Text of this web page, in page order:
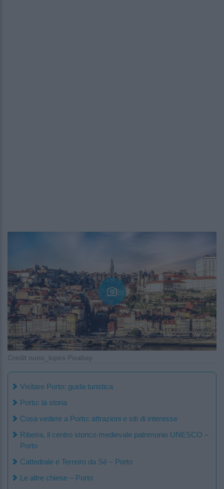
Credit nuno_lopes Pixabay
Visitare Porto: guida turistica
Porto: la storia
Cosa vedere a Porto: attrazioni e siti di interesse
Ribeira, il centro storico medievale patrimonio UNESCO –
Porto
Cattedrale e Terreiro da Sé – Porto
Le altre chiese – Porto